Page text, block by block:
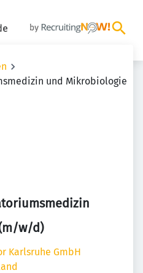
und Mikrobiologie
w/d)
Karlsruhe GmbH